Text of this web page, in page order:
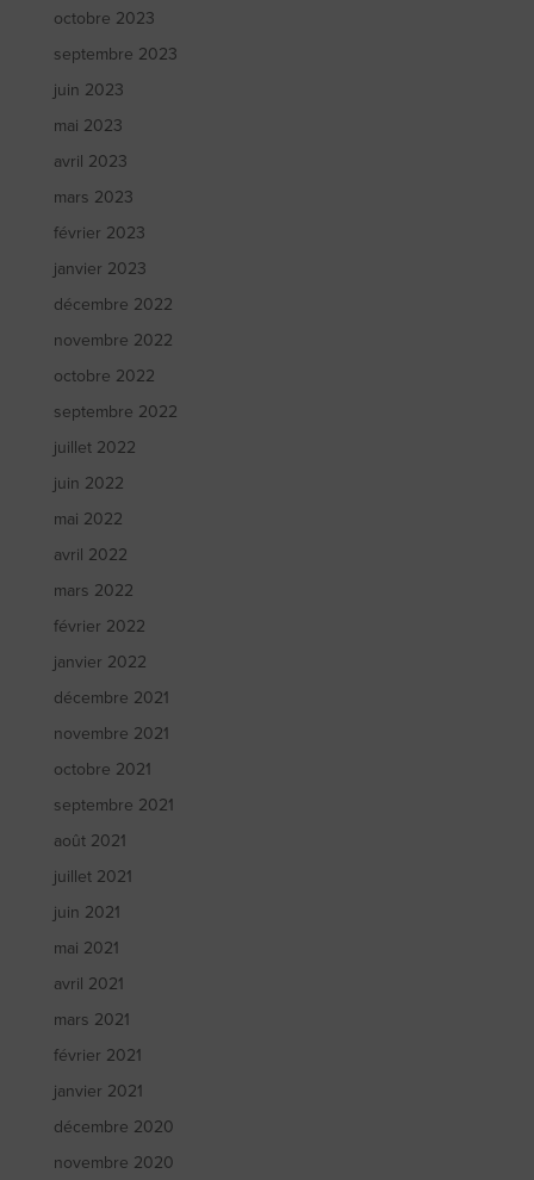
octobre 2023
septembre 2023
juin 2023
mai 2023
avril 2023
mars 2023
février 2023
janvier 2023
décembre 2022
novembre 2022
octobre 2022
septembre 2022
juillet 2022
juin 2022
mai 2022
avril 2022
mars 2022
février 2022
janvier 2022
décembre 2021
novembre 2021
octobre 2021
septembre 2021
août 2021
juillet 2021
juin 2021
mai 2021
avril 2021
mars 2021
février 2021
janvier 2021
décembre 2020
novembre 2020